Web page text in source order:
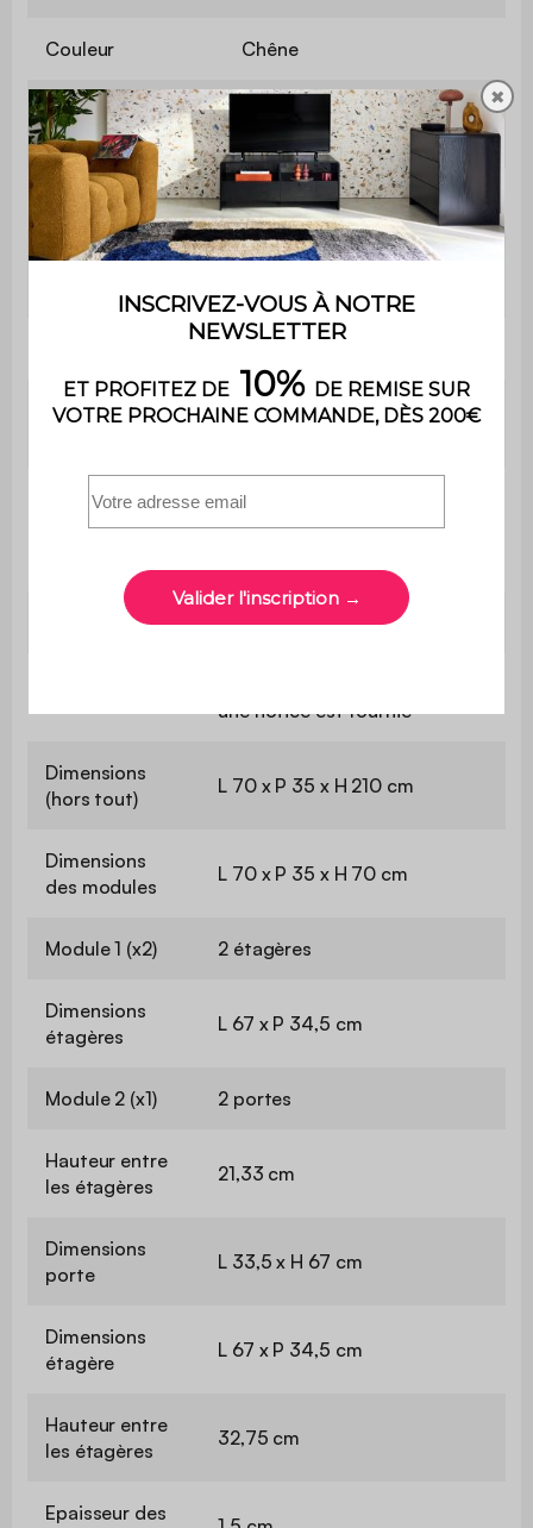
Couleur Chêne
Nombre de
portes
Poignée Non
Nombre
Poids max.
110 kg
Usage
Usage domestique
uniquement
2 ans
une notice est fournie
Dimensions
(hors tout)
L 70 x P 35 x H 210 cm
Dimensions
des modules
L 70 x P 35 x H 70 cm
Module 1 (x2) 2 étagères
Dimensions
étagères
L 67 x P 34,5 cm
Module 2 (x1) 2 portes
Hauteur entre
les étagères
21,33 cm
Dimensions
porte
L 33,5 x H 67 cm
Dimensions
étagère
L 67 x P 34,5 cm
Hauteur entre
les étagères
32,75 cm
Epaisseur des
✖